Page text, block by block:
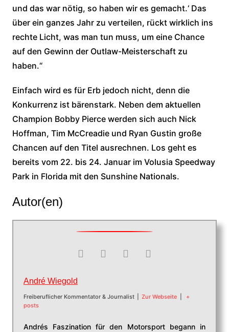
und das war nötig, so haben wir es gemacht.‘ Das
über ein ganzes Jahr zu verteilen, rückt wirklich ins
rechte Licht, was man tun muss, um eine Chance
auf den Gewinn der Outlaw-Meisterschaft zu
haben.“
Einfach wird es für Erb jedoch nicht, denn die
Konkurrenz ist bärenstark. Neben dem aktuellen
Champion Bobby Pierce werden sich auch Nick
Hoffman, Tim McCreadie und Ryan Gustin große
Chancen auf den Titel ausrechnen. Los geht es
bereits vom 22. bis 24. Januar im Volusia Speedway
Park in Florida mit den Sunshine Nationals.
Autor(en)
André Wiegold
Freiberuflicher Kommentator & Journalist Zur Webseite
+
posts
Andrés Faszination für den Motorsport begann in